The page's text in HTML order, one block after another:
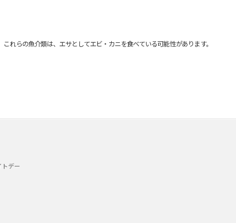
らの魚介類は、エサとしてエビ・カニを食べている可能性があります。
トデー